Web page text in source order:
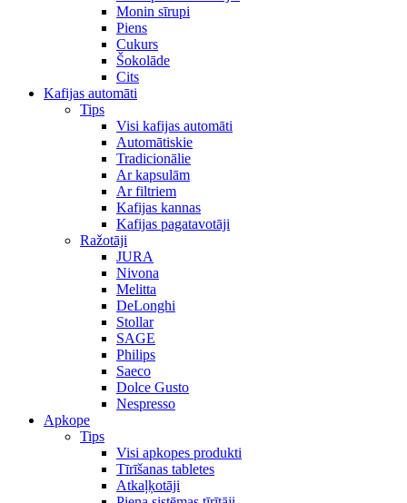
Monin sīrupi
Piens
Cukurs
Šokolāde
Cits
Kafijas automāti
Tips
Visi kafijas automāti
Automātiskie
Tradicionālie
Ar kapsulām
Ar filtriem
Kafijas kannas
Kafijas pagatavotāji
Ražotāji
JURA
Nivona
Melitta
DeLonghi
Stollar
SAGE
Philips
Saeco
Dolce Gusto
Nespresso
Apkope
Tips
Visi apkopes produkti
Tīrīšanas tabletes
Atkaļķotāji